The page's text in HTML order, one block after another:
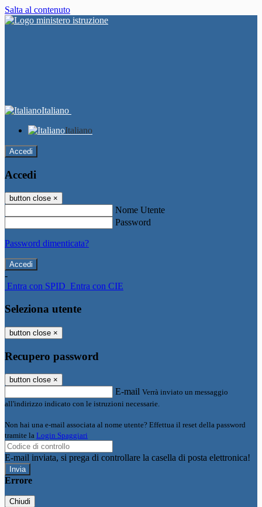
Salta al contenuto
Italiano
Italiano
Accedi
Accedi
button close ×
Nome Utente
Password
Password dimenticata?
-
Entra con SPID Entra con CIE
Seleziona utente
button close ×
Recupero password
button close ×
E-mail Verrà inviato un messaggio
all'indirizzo indicato con le istruzioni necessarie.
Non hai una e-mail associata al nome utente? Effettua il reset della password
tramite la Login Spaggiari
E-mail inviata, si prega di controllare la casella di posta elettronica!
Errore
Chiudi